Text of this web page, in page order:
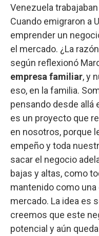
Venezuela
Cuando emigraron a
emprender un
el mercado. ¿La
según reflexionó
empresa familiar, y
eso, en la familia.
pensando desde allá
es un proyecto que
en nosotros, porque
empeño y toda
sacar el negocio
bajas y altas, como
mantenido como una
mercado. La idea es
creemos que este
potencial y aún